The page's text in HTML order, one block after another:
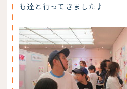
も達と行ってきました♪